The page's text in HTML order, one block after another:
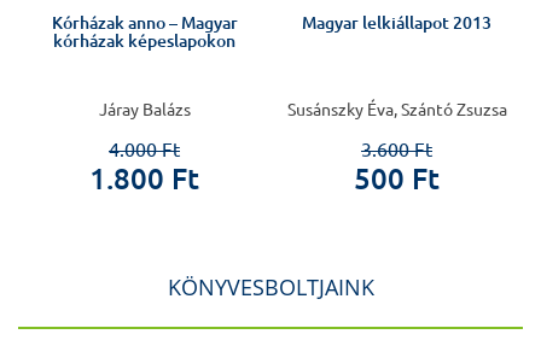
Kórházak anno – Magyar
kórházak képeslapokon
Járay Balázs
4.000 Ft
1.800 Ft
Magyar lelkiállapot 2013
Susánszky Éva, Szántó Zsuzsa
3.600 Ft
500 Ft
KÖNYVESBOLTJAINK